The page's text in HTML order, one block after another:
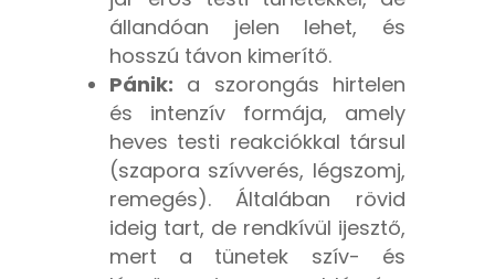
állandóan jelen lehet, és
hosszú távon kimerítő.
Pánik: a szorongás hirtelen
és intenzív formája, amely
heves testi reakciókkal társul
(szapora szívverés, légszomj,
remegés). Általában rövid
ideig tart, de rendkívül ijesztő,
mert a tünetek szív- és